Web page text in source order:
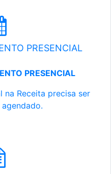
PRESENCIAL
PRESENCIAL
na Receita precisa ser